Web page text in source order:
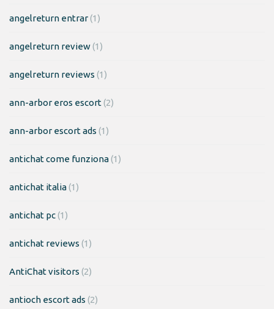
angelreturn entrar(1)
angelreturn review(1)
angelreturn reviews (1)
ann-arbor eros escort(2)
ann-arbor escort ads (1)
antichat come funziona(1)
antichat italia(1)
antichat pc(1)
antichat reviews (1)
AntiChat visitors (2)
antioch escort ads (2)